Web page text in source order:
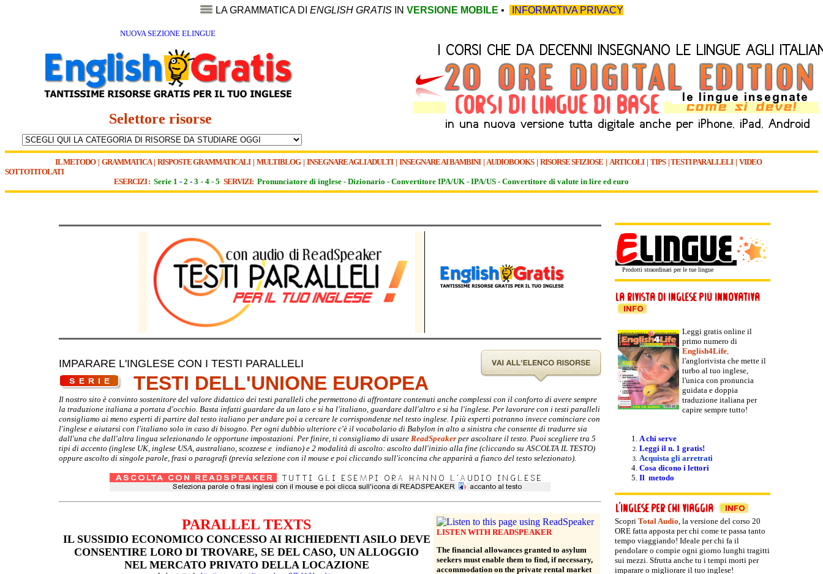
LA GRAMMATICA DI ENGLISH GRATIS IN VERSIONE MOBILE • INFORMATIVA PRIVACY
NUOVA SEZIONE ELINGUE
Selettore risorse
IL METODO| GRAMMATICA| RISPOSTE GRAMMATICALI| MULTIBLOG| INSEGNARE AGLI ADULTI | INSEGNARE AI BAMBINI| AUDIOBOOKS| RISORSE SFIZIOSE | ARTICOLI| TIPS|TESTI PARALLELI| VIDEO
SOTTOTITOLATI
ESERCIZI : Serie 1 - 2 - 3 - 4 - 5 SERVIZI: Pronunciatore di inglese - Dizionario - Convertitore IPA/UK - IPA/US - Convertitore di valute in lire ed euro
IMPARARE L'INGLESE CON I TESTI PARALLELI
TESTI DELL'UNIONE EUROPEA
Il nostro sito è convinto sostenitore del valore didattico dei testi paralleli che permettono di affrontare contenuti anche complessi con il conforto di avere sempre
la traduzione italiana a portata d'occhio. Basta infatti guardare da un lato e si ha l'italiano, guardare dall'altro e si ha l'inglese. Per lavorare con i testi paralleli
consigliamo ai meno esperti di partire dal testo italiano per andare poi a cercare le corrispondenze nel testo inglese. I più esperti potranno invece cominciare con
l'inglese e aiutarsi con l'italiano solo in caso di bisogno. Per ogni dubbio ulteriore c'è il vocabolario di Babylon in alto a sinistra che consente di tradurre sia
dall'una che dall'altra lingua selezionando le opportune impostazioni. Per finire, ti consigliamo di usare ReadSpeakerper ascoltare il testo. Puoi scegliere tra 5
tipi di accento (inglese UK, inglese USA, australiano, scozzese e indiano) e 2 modalità di ascolto: ascolto dall'inizio alla fine (cliccando su ASCOLTA IL TESTO)
oppure ascolto di singole parole, frasi o paragrafi (previa selezione con il mouse e poi cliccando sull'iconcina che apparirà a fianco del testo selezionato).
PARALLEL TEXTS
IL SUSSIDIO ECONOMICO CONCESSO AI RICHIEDENTI ASILO DEVE
CONSENTIRE LORO DI TROVARE, SE DEL CASO, UN ALLOGGIO
NEL MERCATO PRIVATO DELLA LOCAZIONE
LISTEN WITH READSPEAKER
The financial allowances granted to asylum
seekers must enable them to find, if necessary,
accommodation on the private rental market
Prodotti straordinari per le tue lingue
Leggi gratis online il
primo numero di
English4Life,
l'anglorivista che mette il
turbo al tuo inglese,
l'unica con pronuncia
guidata e doppia
traduzione italiana per
capire sempre tutto!
A chi serve
Leggi il n. 1 gratis!
Acquista gli arretrati
Cosa dicono i lettori
Il metodo
Scopri Total Audio , la versione del corso 20
ORE fatta apposta per chi come te passa tanto
tempo viaggiando! Ideale per chi fa il
pendolare o compie ogni giorno lunghi tragitti
sui mezzi. Sfrutta anche tu i tempi morti per
imparare o migliorare il tuo inglese!